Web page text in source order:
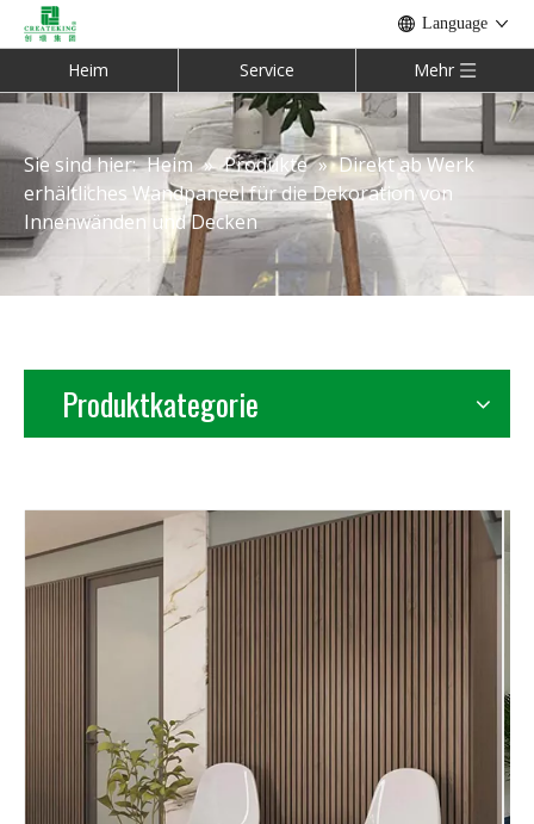
Language
Heim Service Mehr
Sie sind hier: Heim » Produkte » Direkt ab Werk
erhältliches Wandpaneel für die Dekoration von
Innenwänden und Decken
Produktkategorie